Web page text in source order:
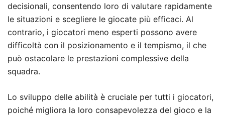
decisionali, consentendo loro di valutare rapidamente
le situazioni e scegliere le giocate più efficaci. Al
contrario, i giocatori meno esperti possono avere
difficoltà con il posizionamento e il tempismo, il che
può ostacolare le prestazioni complessive della
squadra.
Lo sviluppo delle abilità è cruciale per tutti i giocatori,
poiché migliora la loro consapevolezza del gioco e la